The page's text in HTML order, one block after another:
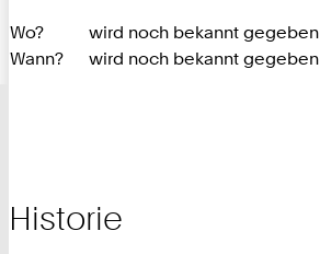
Wo?
wird noch bekannt gegeben
Wann?
wird noch bekannt gegeben
Historie